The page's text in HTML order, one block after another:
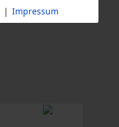
| Impressum